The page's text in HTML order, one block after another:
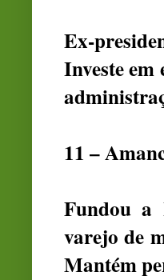
Ex-
Investe
11 –
Fundou a
varejo de
Mantém